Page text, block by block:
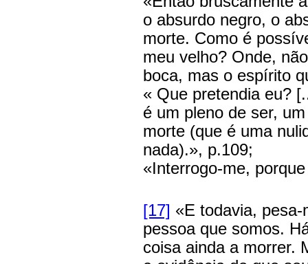
o absurdo negro, o
morte. Como é
meu velho? Onde,
boca, mas o espírito
« Que pretendia eu?
é um pleno de ser,
morte (que é uma
nada).», p.109;
«Interrogo-me,
[17] «E todavia,
pessoa que somos.
coisa ainda a morrer.